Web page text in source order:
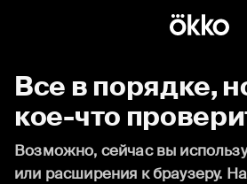
Все в порядке,
кое-что
Возможно, сейчас вы
или расширения к браузеру.